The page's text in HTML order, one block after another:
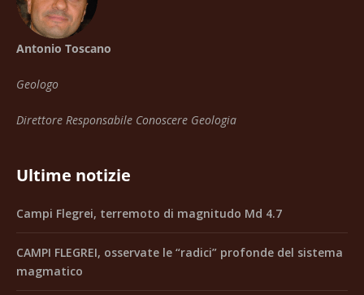
Antonio Toscano
Geologo
Direttore Responsabile Conoscere Geologia
Ultime notizie
Campi Flegrei, terremoto di magnitudo Md 4.7
CAMPI FLEGREI, osservate le “radici” profonde del sistema
magmatico